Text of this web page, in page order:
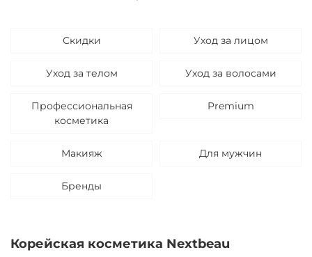
Скидки Уход за лицом
Уход за телом Уход за волосами
Профессиональная
косметика
Premium
Макияж Для мужчин
Бренды
Корейская косметика Nextbeau